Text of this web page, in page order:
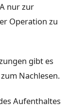
nur zur
Operation zu
gibt es
zum Nachlesen.
Aufenthaltes